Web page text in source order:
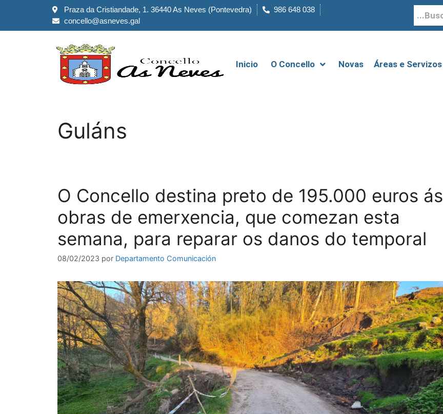
Praza da Cristiandade, 1. 36440 As Neves (Pontevedra)
986 648 038
concello@asneves.gal
Inicio O Concello Novas Áreas e Servizos
Guláns
O Concello destina preto de 195.000 euros ás
obras de emerxencia, que comezan esta
semana, para reparar os danos do temporal
08/02/2023 por Departamento Comunicación